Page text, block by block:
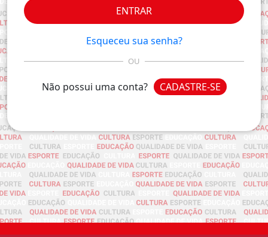
ENTRAR
Esqueceu sua senha?
OU
Não possui uma conta? CADASTRE-SE